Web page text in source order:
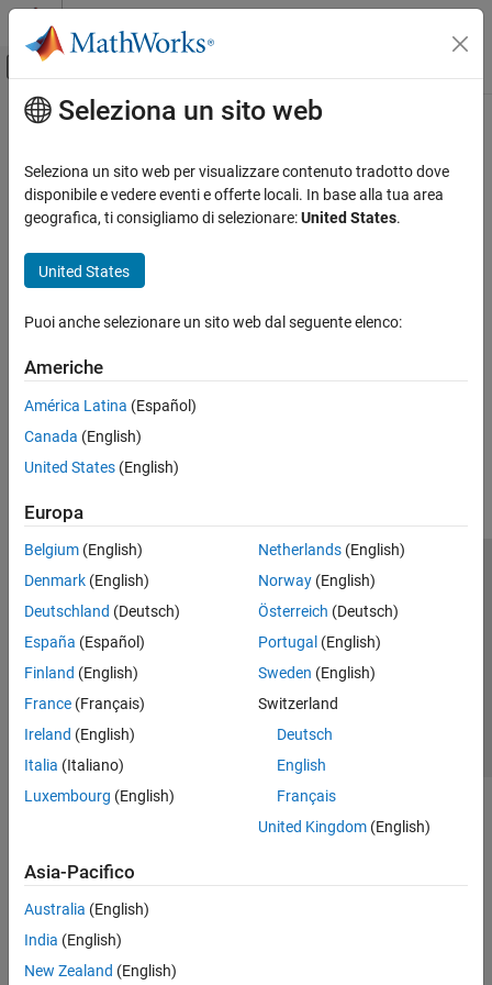
Vai al contenuto
Attiva/disattiva menu di navigazione
Pagina iniziale della documentazione
Contenuto principale
Seleziona un sito web
Seleziona un sito web per visualizzare contenuto tradotto dove
disponibile e vedere eventi e offerte locali. In base alla tua area
geografica, ti consigliamo di selezionare:United States.
United States
Puoi anche selezionare un sito web dal seguente elenco:
Americhe
América Latina (Español)
Canada (English)
United States (English)
Europa
Belgium (English)
Denmark (English)
Deutschland (Deutsch)
España (Español)
Finland (English)
France (Français)
Ireland (English)
Italia (Italiano)
Luxembourg (English)
Netherlands(English)
Norway(English)
Österreich (Deutsch)
Portugal (English)
Sweden (English)
Switzerland
Deutsch
English
Français
United Kingdom(English)
Asia-Pacifico
Australia (English)
India (English)
New Zealand (English)
Centro di fiducia
Informativa sulla privacy
Antipirateria
Stato dell'applicazione
Contatti
© 1994-2026 The MathWorks, Inc.